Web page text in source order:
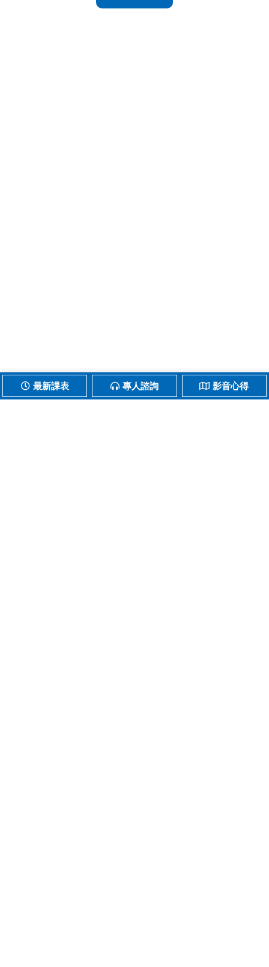
最新課表 專人諮詢 影音心得